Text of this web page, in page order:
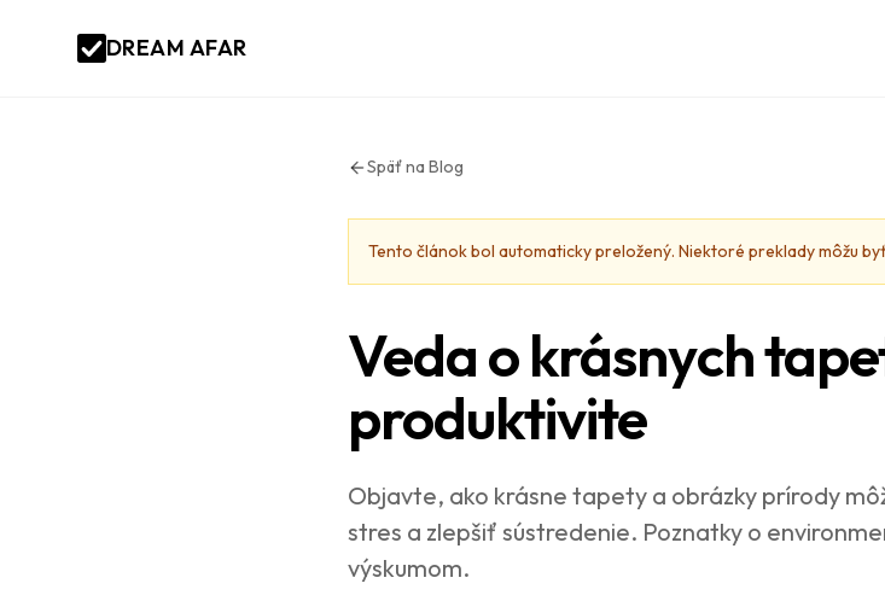
DREAM AFAR
Späť na Blog
Tento článok bol automaticky preložený. Niektoré preklady môžu
Veda o krásnych
produktivite
Objavte, ako krásne tapety a obrázky prírody
stres a zlepšiť sústredenie. Poznatky o
výskumom.